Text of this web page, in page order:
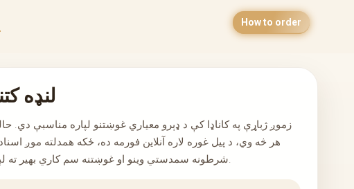
How to order
لنډه
زموږ ژباړې په کاناډا کې د ډېرو معياري غوښتنو لپاره مناسبې دي.
هر څه وي، د پيل غوره لاره آنلاين فورمه ده، ځکه همدلته موږ
شرطونه سمدستي وینو او غوښتنه سم کاري بهير ته لېږو.